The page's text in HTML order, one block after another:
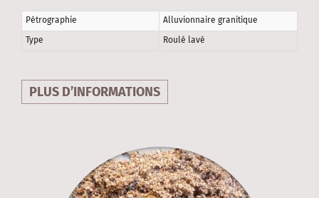
Pétrographie Alluvionnaire granitique
Type Roulé lavé
PLUS D’INFORMATIONS